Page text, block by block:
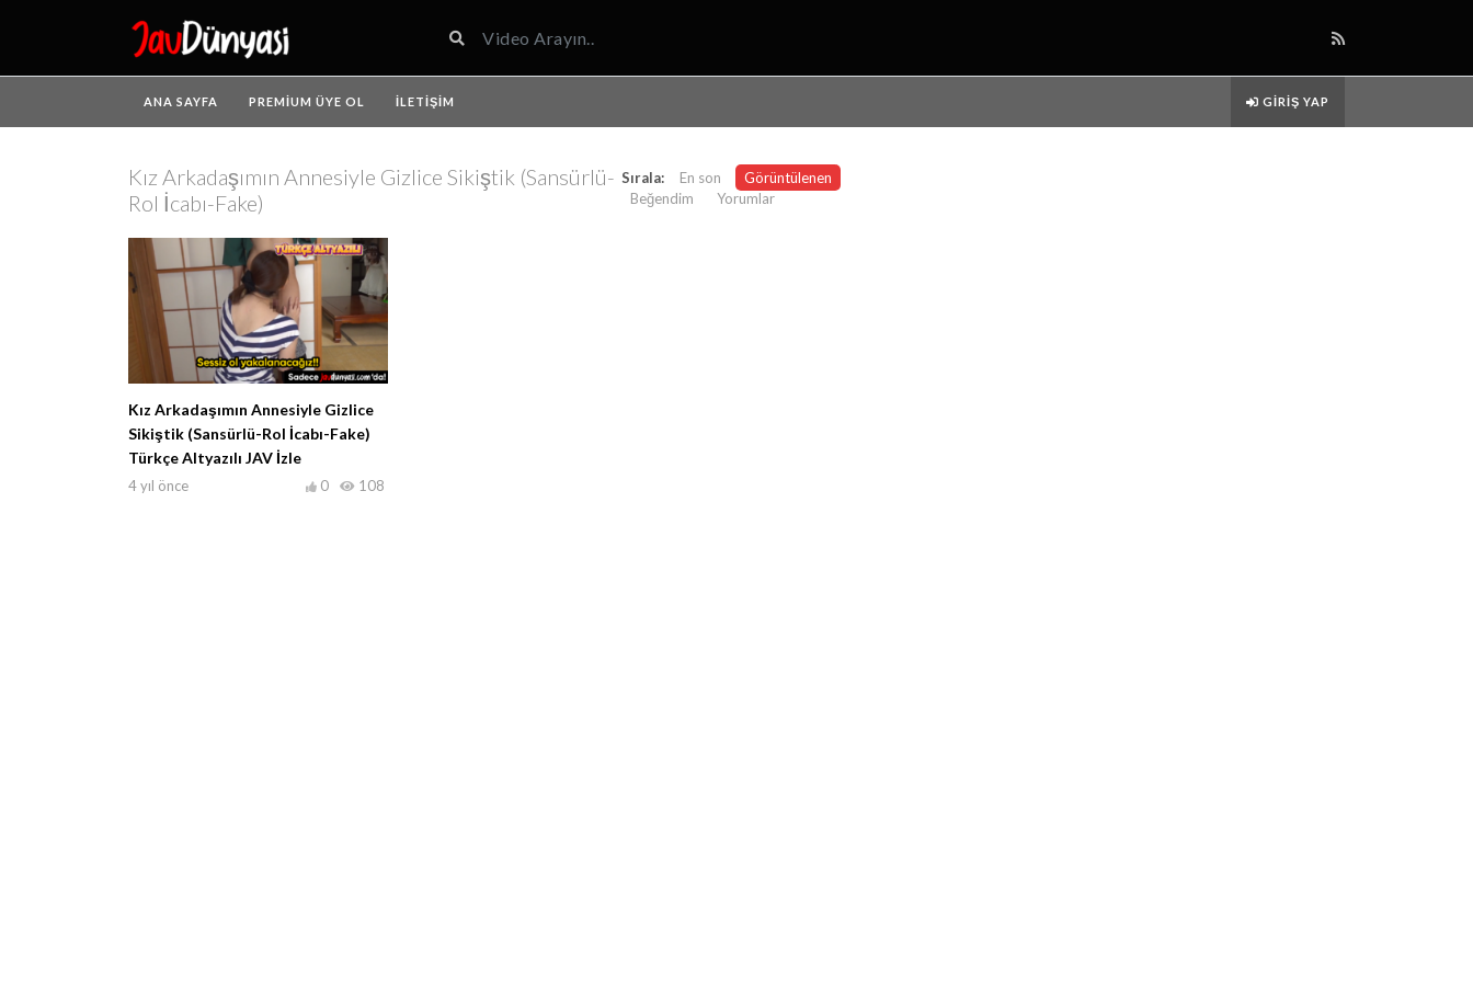
ANA SAYFA PREMIUM ÜYE OL İLETIŞIM GIRIŞ YAP
Kız Arkadaşımın Annesiyle Gizlice Sikiştik (Sansürlü-
Rol İcabı-Fake)
Sırala: En son
Görüntülenen
Beğendim
Yorumlar
Kız Arkadaşımın Annesiyle Gizlice
Sikiştik (Sansürlü-Rol İcabı-Fake)
Türkçe Altyazılı JAV İzle
4 yıl önce 108
0